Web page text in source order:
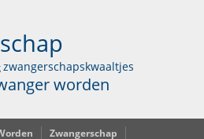
zwangerschapskwaaltjes
worden
Zwangerschap